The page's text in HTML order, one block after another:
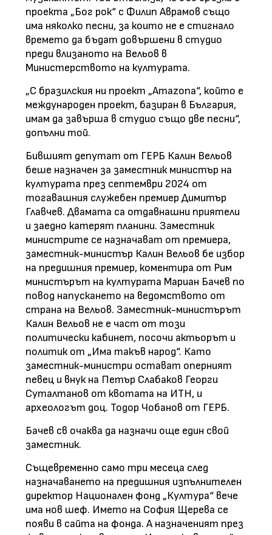
проекта „Бог рок“ с Филип Аврамов също
има няколко песни, за които не е стигнало
времето да бъдат довършени в студио
преди влизаното на Вельов в
Министерството на културата.
„С бразилския ни проект „Amazona“, който е
международен проект, базиран в България,
имам да завърша в студио също две песни“,
допълни той.
Бившият депутат от ГЕРБ Калин Вельов
беше назначен за заместник министър на
културата през септември 2024 от
тогавашния служебен премиер Димитър
Главчев. Двамата са отдавнашни приятели
и заедно катерят планини. Заместник
министрите се назначават от премиера,
заместник-министър Калин Вельов бе избор
на предишния премиер, коментира от Рим
министърът на културата Мариан Бачев по
повод напускането на ведомството от
страна на Вельов. Заместник-министърът
Калин Вельов не е част от този
политически кабинет, посочи актьорът и
политик от „Има такъв народ“. Като
заместник-министри остават оперният
певец и внук на Петър Слабаков Георги
Суталтанов от квотата на ИТН, и
археологът доц. Тодор Чобанов от ГЕРБ.
Бачев св очаква да назначи още един свой
заместник.
Същевременно само три месеца след
назначаването на предишния изпълнителен
директор Национален фонд „Култура“ вече
има нов шеф. Името на София Щерева се
появи в сайта на фонда. А назначеният през